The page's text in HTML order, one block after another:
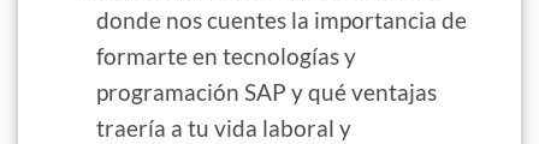
donde nos cuentes la importancia de
formarte en tecnologías y
programación SAP y qué ventajas
traería a tu vida laboral y